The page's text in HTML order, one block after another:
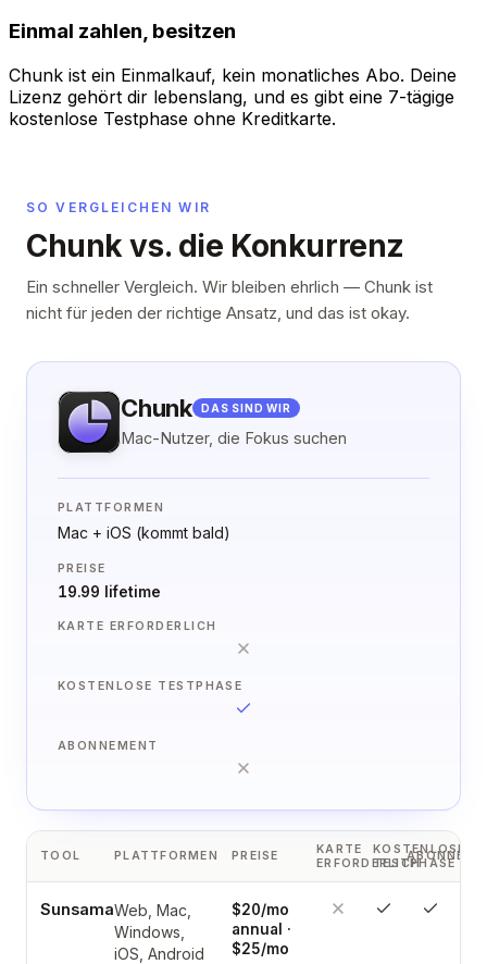
Einmal zahlen, besitzen
Chunk ist ein Einmalkauf, kein monatliches Abo. Deine
Lizenz gehört dir lebenslang, und es gibt eine 7-tägige
kostenlose Testphase ohne Kreditkarte.
SO VERGLEICHEN WIR
Chunk vs. die Konkurrenz
Ein schneller Vergleich. Wir bleiben ehrlich — Chunk ist
nicht für jeden der richtige Ansatz, und das ist okay.
Chunk DAS SIND WIR
Mac-Nutzer, die Fokus suchen
PLATTFORMEN
Mac + iOS (kommt bald)
PREISE
19.99 lifetime
KARTE ERFORDERLICH
KOSTENLOSE TESTPHASE
ABONNEMENT
TOOL PLATTFORMEN PREISE
KARTE
ERFORDERLICH
KOSTENLOSE
TESTPHASE
SunsamaWeb, Mac,
Windows,
iOS, Android
$20/mo
annual ·
$25/mo